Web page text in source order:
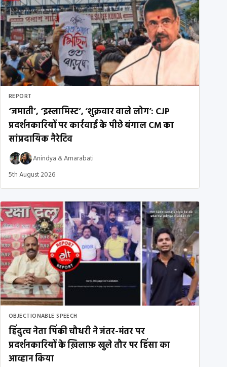
REPORT
‘जमाती’, ‘इस्लामिस्ट’, ‘शुक्रवार वाले लोग’: CJP
प्रदर्शनकारियों पर कार्रवाई के पीछे बंगाल CM का
सांप्रदायिक नैरेटिव
Anindya &Amarabati
5th August 2026
OBJECTIONABLE SPEECH
हिंदुत्व नेता पिंकी चौधरी ने जंतर-मंतर पर
प्रदर्शनकारियों के ख़िलाफ़ खुले तौर पर हिंसा का
आव्हान किया